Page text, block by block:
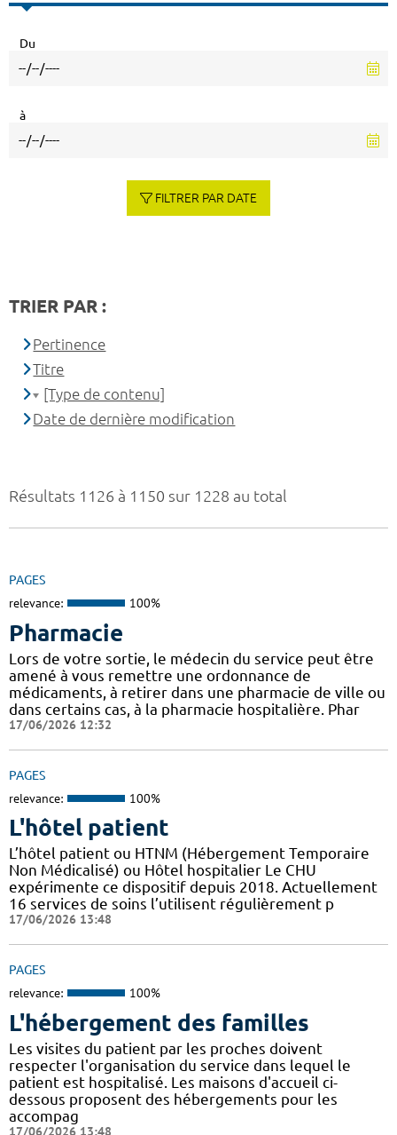
Résultats 1126 à 1150 sur 1228 au total
PAGES
relevance: 100%
Pharmacie
Lors de votre sortie, le médecin du service peut être
amené à vous remettre une ordonnance de
médicaments, à retirer dans une pharmacie de ville ou
dans certains cas, à la pharmacie hospitalière. Phar
17/06/2026 12:32
PAGES
relevance: 100%
L'hôtel patient
L’hôtel patient ​​ou HTNM (Hébergement Temporaire
Non Médicalisé)​​​​​​ ou Hôtel hospitalier Le CHU
expérimente ce dispositif depuis 2018. Actuellement
16 services de soins l’utilisent régulièrement p
17/06/2026 13:48
PAGES
relevance: 100%
L'hébergement des familles
Les visites du patient par les proches doivent
respecter l'organisation du service dans lequel le
patient est hospitalisé. Les maisons d'accueil ci-
dessous proposent des hébergements pour les
accompag
17/06/2026 13:48
Du
à
FILTRER PAR DATE
TRIER PAR :
Pertinence
Titre
[Type de contenu]
Date de dernière modification